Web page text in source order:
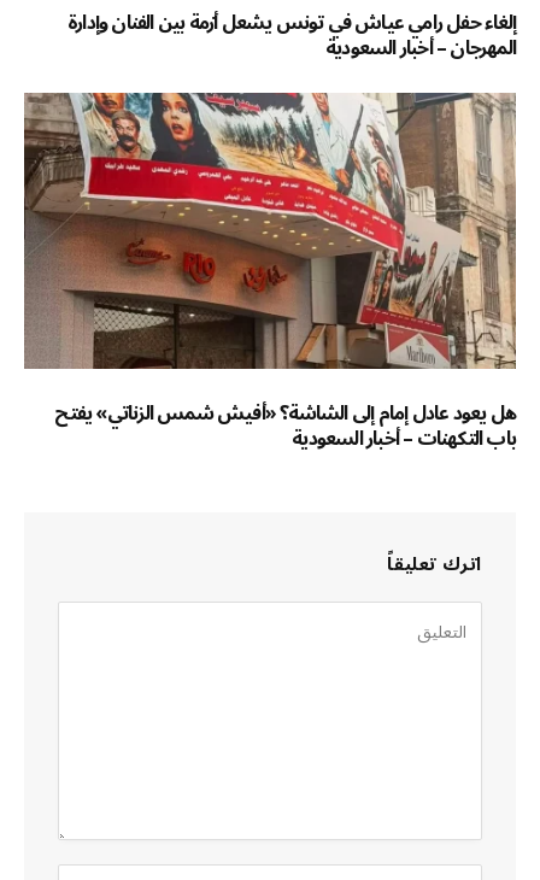
إلغاء حفل رامي عياش في تونس يشعل أزمة بين الفنان وإدارة
المهرجان – أخبار السعودية
هل يعود عادل إمام إلى الشاشة؟ «أفيش شمس الزناتي» يفتح
باب التكهنات – أخبار السعودية
اترك تعليقاً